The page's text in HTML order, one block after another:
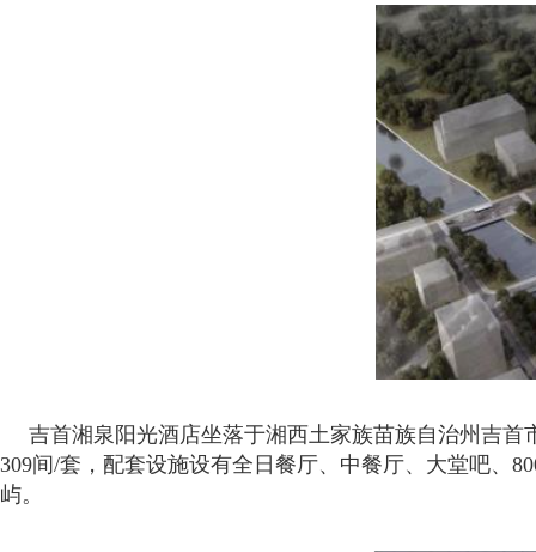
吉首湘泉阳光酒店坐落于湘西土家族苗族自治州吉
309间/套，配套设施设有全日餐厅、中餐厅、大堂吧、
屿。